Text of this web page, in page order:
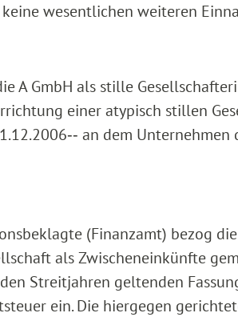
wesentlichen weiteren
A GmbH als stille
einer atypisch stillen
an dem Unternehmen
(Finanzamt) bezog
als Zwischeneinkünfte
Streitjahren geltenden
ein. Die hiergegen